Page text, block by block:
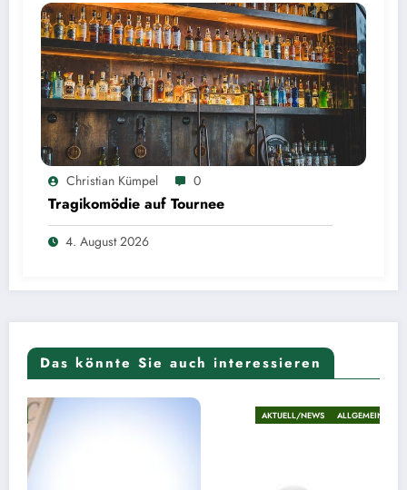
Christian Kümpel 0
Tragikomödie auf Tournee
4. August 2026
Das könnte Sie auch interessieren